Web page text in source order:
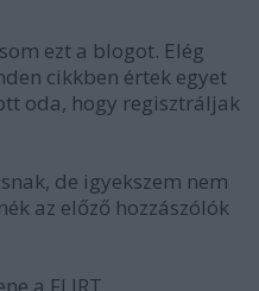
ezt a blogot. Elég
cikkben értek egyet
oda, hogy regisztráljak
de igyekszem nem
az előző hozzászólók